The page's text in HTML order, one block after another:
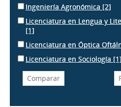
Ingeniería Agronómica [2]
Licenciatura en Lengua y
[1]
Licenciatura en Óptica
Licenciatura en Sociología [1]